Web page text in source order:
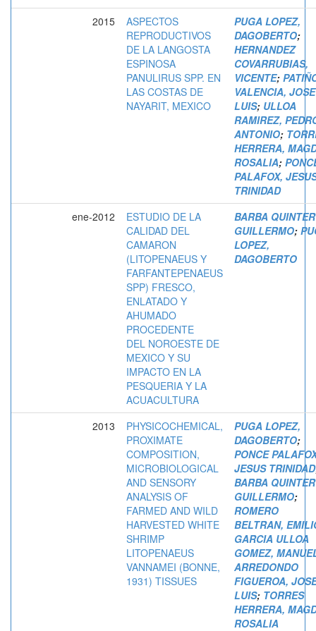
2015
ASPECTOS
REPRODUCTIVOS
DE LA LANGOSTA
ESPINOSA
PANULIRUS SPP. EN
LAS COSTAS DE
NAYARIT, MEXICO
PUGA LOPEZ,
DAGOBERTO;
HERNANDEZ
COVARRUBIAS,
VICENTE;
VALENCIA, JOSE
LUIS; ULLOA
RAMIREZ,
ANTONIO;
HERRERA,
ROSALIA;
PALAFOX,
TRINIDAD
ene-2012
ESTUDIO DE LA
CALIDAD DEL
CAMARON
(LITOPENAEUS Y
FARFANTEPENAEUS
SPP) FRESCO,
ENLATADO Y
AHUMADO
PROCEDENTE
DEL NOROESTE DE
MEXICO Y SU
IMPACTO EN LA
PESQUERIA Y LA
ACUACULTURA
BARBA
GUILLERMO;
LOPEZ,
DAGOBERTO
2013
PHYSICOCHEMICAL,
PROXIMATE
COMPOSITION,
MICROBIOLOGICAL
AND SENSORY
ANALYSIS OF
FARMED AND WILD
HARVESTED WHITE
SHRIMP
LITOPENAEUS
VANNAMEI (BONNE,
1931) TISSUES
PUGA LOPEZ,
DAGOBERTO;
PONCE
JESUS TRINIDAD
BARBA
GUILLERMO;
ROMERO
BELTRAN,
GARCIA ULLOA
GOMEZ,
ARREDONDO
FIGUEROA,
LUIS; TORRES
HERRERA,
ROSALIA